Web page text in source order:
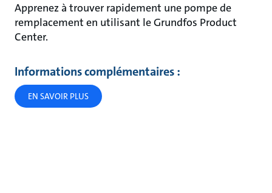
Apprenez à trouver rapidement une pompe de
remplacement en utilisant le Grundfos Product
Center.
Informations complémentaires :
EN SAVOIR PLUS